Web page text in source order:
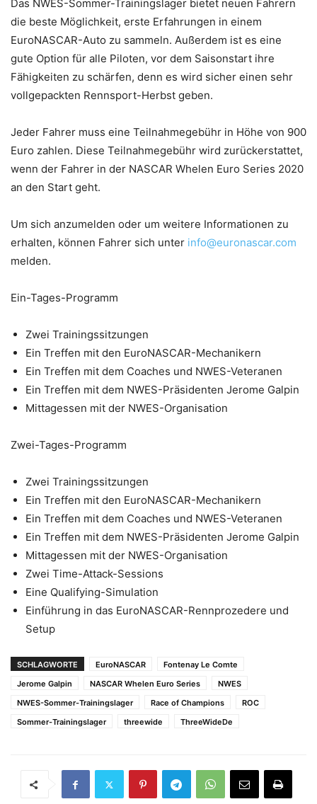
Das NWES-Sommer-Trainingslager bietet neuen Fahrern
die beste Möglichkeit, erste Erfahrungen in einem
EuroNASCAR-Auto zu sammeln. Außerdem ist es eine
gute Option für alle Piloten, vor dem Saisonstart ihre
Fähigkeiten zu schärfen, denn es wird sicher einen sehr
vollgepackten Rennsport-Herbst geben.
Jeder Fahrer muss eine Teilnahmegebühr in Höhe von 900
Euro zahlen. Diese Teilnahmegebühr wird zurückerstattet,
wenn der Fahrer in der NASCAR Whelen Euro Series 2020
an den Start geht.
Um sich anzumelden oder um weitere Informationen zu
erhalten, können Fahrer sich unter info@euronascar.com
melden.
Ein-Tages-Programm
Zwei Trainingssitzungen
Ein Treffen mit den EuroNASCAR-Mechanikern
Ein Treffen mit dem Coaches und NWES-Veteranen
Ein Treffen mit dem NWES-Präsidenten Jerome Galpin
Mittagessen mit der NWES-Organisation
Zwei-Tages-Programm
Zwei Trainingssitzungen
Ein Treffen mit den EuroNASCAR-Mechanikern
Ein Treffen mit dem Coaches und NWES-Veteranen
Ein Treffen mit dem NWES-Präsidenten Jerome Galpin
Mittagessen mit der NWES-Organisation
Zwei Time-Attack-Sessions
Eine Qualifying-Simulation
Einführung in das EuroNASCAR-Rennprozedere und
Setup
SCHLAGWORTE EuroNASCAR
Fontenay Le Comte
Jerome Galpin
NASCAR Whelen Euro Series
NWES
NWES-Sommer-Trainingslager
Race of Champions
ROC
Sommer-Trainingslager
threewide ThreeWideDe